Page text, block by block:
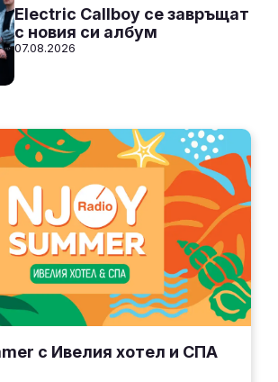
Electric Callboy се завръщат
с новия си албум
07.08.2026
с Ивелия хотел и СПА